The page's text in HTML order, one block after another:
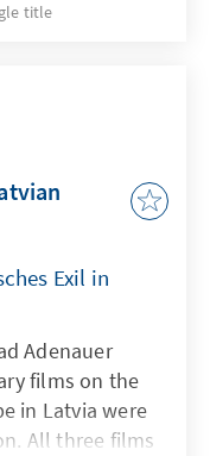
title
Exil in
Adenauer
films on the
in Latvia were
All three films